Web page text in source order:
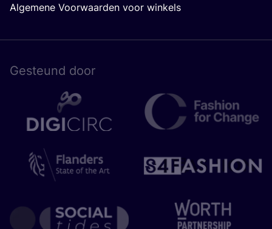
Algemene Voorwaarden voor winkels
Gesteund door